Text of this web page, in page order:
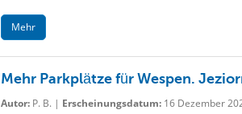
Mehr
Mehr Parkplätze für Wespen.
Autor:P. B. | Erscheinungsdatum:16 Dezember